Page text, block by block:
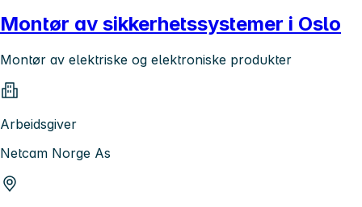
Montør av sikkerhetssystemer i Oslo
Montør av elektriske og elektroniske produkter
Arbeidsgiver
Netcam Norge As